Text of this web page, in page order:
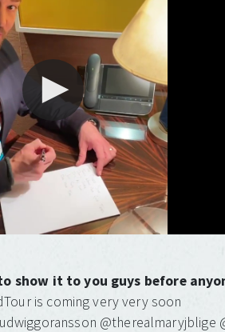
show it to you guys before
is coming very very soon